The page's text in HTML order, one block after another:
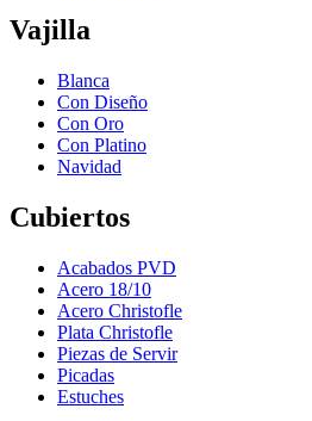
Vajilla
Blanca
Con Diseño
Con Oro
Con Platino
Navidad
Cubiertos
Acabados PVD
Acero 18/10
Acero Christofle
Plata Christofle
Piezas de Servir
Picadas
Estuches